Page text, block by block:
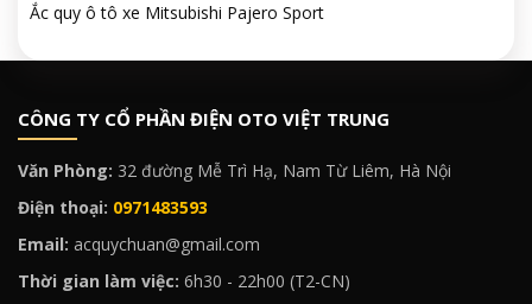
Ắc quy ô tô xe Mitsubishi Pajero Sport
CÔNG TY CỔ PHẦN ĐIỆN OTO VIỆT TRUNG
Văn Phòng: 32 đường Mễ Trì Hạ, Nam Từ Liêm, Hà Nội
Điện thoại: 0971483593
Email: acquychuan@gmail.com
Thời gian làm việc: 6h30 - 22h00 (T2-CN)